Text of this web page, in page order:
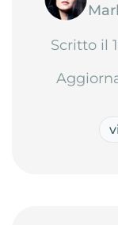
Scritto il